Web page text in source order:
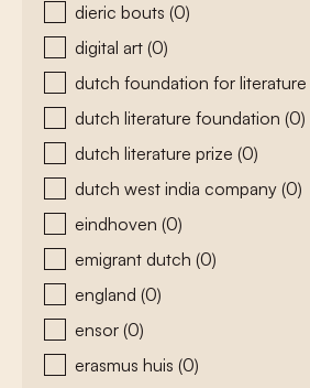
dieric bouts (0)
digital art (0)
dutch foundation for literature
dutch literature foundation (0)
dutch literature prize (0)
dutch west india company (0)
eindhoven (0)
emigrant dutch (0)
england (0)
ensor (0)
erasmus huis (0)